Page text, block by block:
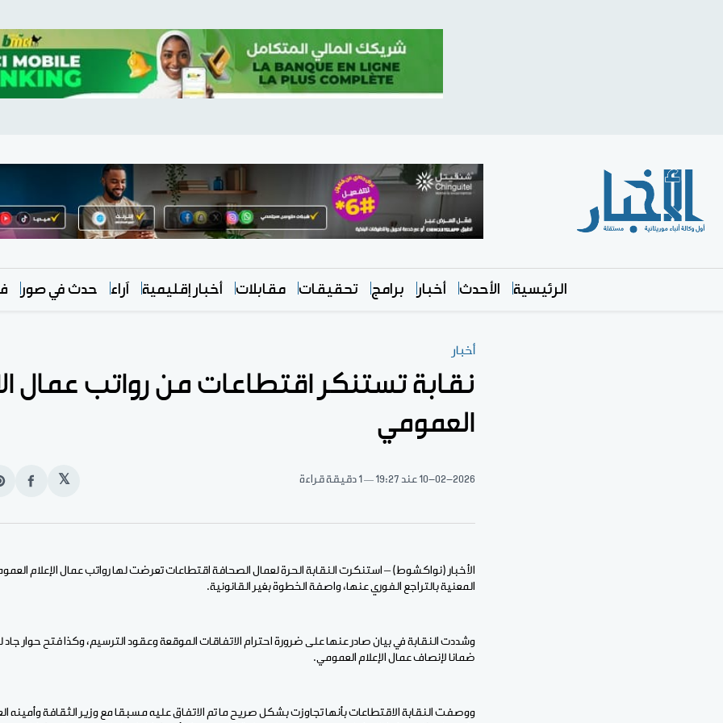
الرئيسية الأحدث أخبار برامج تحقيقات مقابلات أخبار إقليمية آراء حدث في صور
أخبار
نقابة تستنكر اقتطاعات من رواتب عمال
العمومي
10-02-2026 عند 19:27 1 دقيقة قراءة 𝕏
انشر
الأخبار (نواكشوط) – استنكرت النقابة الحرة لعمال الصحافة اقتطاعات تعرضت لها رواتب عمال الإعلام
المعنية بالتراجع الفوري عنها، واصفة الخطوة بغير القانونية.
وشددت النقابة في بيان صادر عنها على ضرورة احترام الاتفاقات الموقعة وعقود الترسيم، وكذا فتح حوار
ضمانا لإنصاف عمال الإعلام العمومي.
ووصفت النقابة الاقتطاعات بأنها تجاوزت بشكل صريح ما تم الاتفاق عليه مسبقا مع وزير الثقافة وأمينه